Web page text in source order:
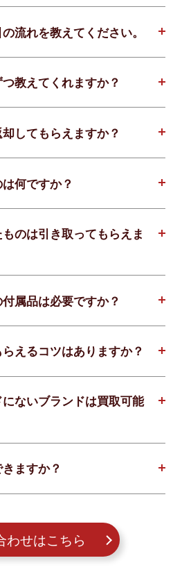
流れを教えてください。
教えてくれますか？
してもらえますか？
何ですか？
のは引き取ってもらえま
属品は必要ですか？
えるコツはありますか？
ないブランドは買取可能
ますか？
わせはこちら